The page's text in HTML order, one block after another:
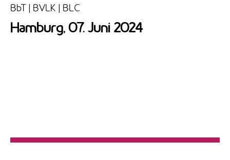
BbT | BVLK | BLC
Hamburg, 07. Juni 2024